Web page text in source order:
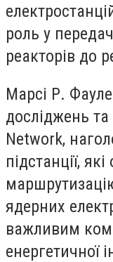
роль у
реакторів до
Марсі Р.
досліджень
Network,
підстанції,
ядерних
важливим
енергетичної